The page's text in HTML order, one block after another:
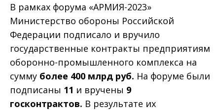
В рамках форума «АРМИЯ-2023»
Министерство обороны Российской
Федерации подписало и вручило
государственные контракты предприятиям
оборонно-промышленного комплекса на
сумму более 400 млрд руб. На форуме были
подписаны 11 и вручены 9
госконтрактов. В результате их